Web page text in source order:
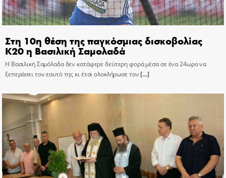
Στη 10η θέση της παγκόσμιας δισκοβολίας
Κ20 η Βασιλική Σαμολαδά
Η Βασιλική Σαμόλαδα δεν κατάφερε δεύτερη φορά μέσα σε ένα 24ωρο να
ξεπεράσει τον εαυτό της κι έτσι ολοκλήρωσε τον[…]